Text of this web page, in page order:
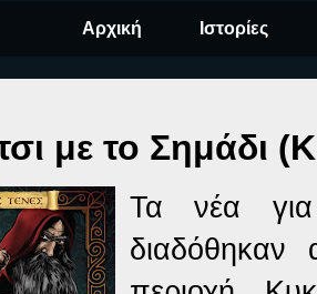
Αρχική Ιστορίες
με το Σημάδι
Τα νέα για
διαδόθηκαν